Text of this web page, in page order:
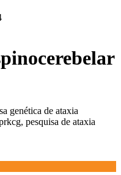
genética de ataxia
pesquisa de ataxia